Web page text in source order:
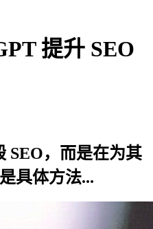
提升 SEO
SEO，而是在为其
具体方法...